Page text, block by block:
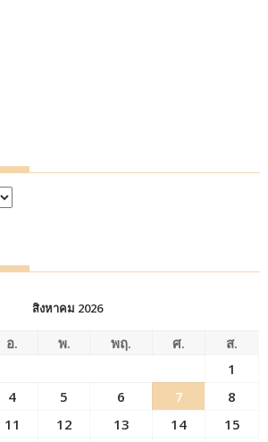
สิงหาคม 2026
อ. พ. พฤ. ศ.
ส.
1
4 5 6 7
8
11 12 13 14
15